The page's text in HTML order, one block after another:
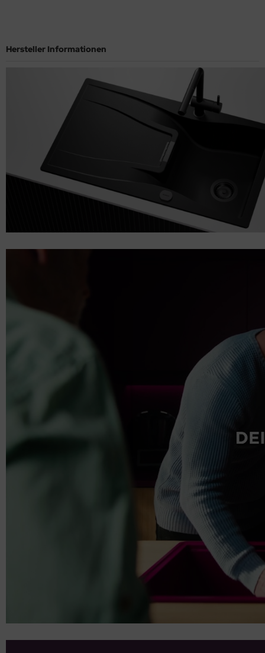
Hersteller Informationen